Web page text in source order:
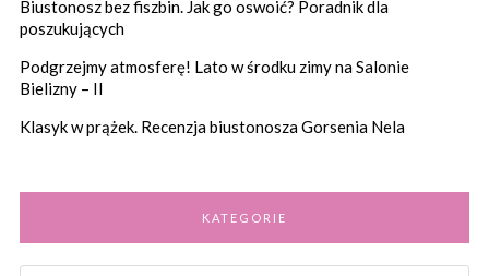
Biustonosz bez fiszbin. Jak go oswoić? Poradnik dla
poszukujących
Podgrzejmy atmosferę! Lato w środku zimy na Salonie
Bielizny – II
Klasyk w prążek. Recenzja biustonosza Gorsenia Nela
KATEGORIE